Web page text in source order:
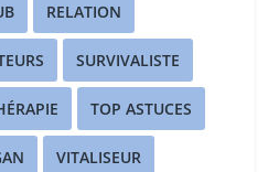
RELATION
SURVIVALISTE
TOP ASTUCES
VITALISEUR